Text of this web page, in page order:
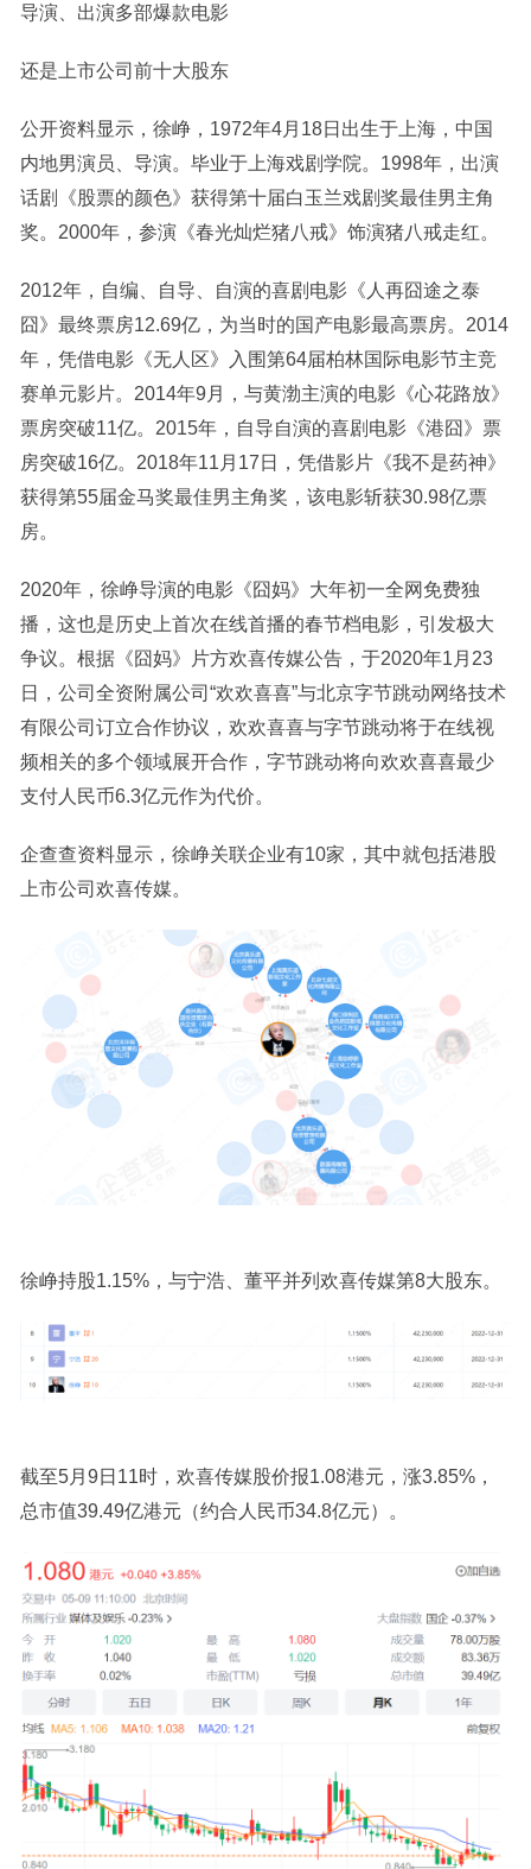
导演、出演多部爆款电影
还是上市公司前十大股东
公开资料显示，徐峥，1972年4月18日出生于上海，中国
内地男演员、导演。毕业于上海戏剧学院。1998年，出演
话剧《股票的颜色》获得第十届白玉兰戏剧奖最佳男主角
奖。2000年，参演《春光灿烂猪八戒》饰演猪八戒走红。
2012年，自编、自导、自演的喜剧电影《人再囧途之泰
囧》最终票房12.69亿，为当时的国产电影最高票房。2014
年，凭借电影《无人区》入围第64届柏林国际电影节主竞
赛单元影片。2014年9月，与黄渤主演的电影《心花路放》
票房突破11亿。2015年，自导自演的喜剧电影《港囧》票
房突破16亿。2018年11月17日，凭借影片《我不是药神》
获得第55届金马奖最佳男主角奖，该电影斩获30.98亿票
房。
2020年，徐峥导演的电影《囧妈》大年初一全网免费独
播，这也是历史上首次在线首播的春节档电影，引发极大
争议。根据《囧妈》片方欢喜传媒公告，于2020年1月23
日，公司全资附属公司“欢欢喜喜”与北京字节跳动网络技术
有限公司订立合作协议，欢欢喜喜与字节跳动将于在线视
频相关的多个领域展开合作，字节跳动将向欢欢喜喜最少
支付人民币6.3亿元作为代价。
企查查资料显示，徐峥关联企业有10家，其中就包括港股
上市公司欢喜传媒。
徐峥持股1.15%，与宁浩、董平并列欢喜传媒第8大股东。
截至5月9日11时，欢喜传媒股价报1.08港元，涨3.85%，
总市值39.49亿港元（约合人民币34.8亿元）。